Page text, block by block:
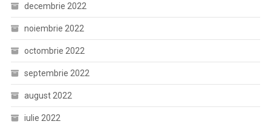
decembrie 2022
noiembrie 2022
octombrie 2022
septembrie 2022
august 2022
iulie 2022